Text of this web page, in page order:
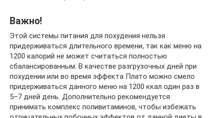
Важно!
Этой системы питания для похудения нельзя
придерживаться длительного времени, так как меню на
1200 калорий не может считаться полностью
сбалансированным. В качестве разгрузочных дней при
похудении или во время эффекта Плато можно смело
придерживаться данного меню на 1200 ккал один раз в
5–7 дней день. Дополнительно рекомендуется
принимать комплекс поливитаминов, чтобы избежать